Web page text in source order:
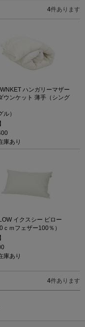
4件あります
ハンガリーマザー
ウンケット 薄手（シング
ル）
庫あり
イクスシー ピロー
ｃｍフェザー100％）
庫あり
4件あります